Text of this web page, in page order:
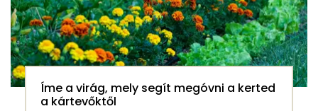
Íme a virág, mely segít megóvni a kerted
a kártevőktől